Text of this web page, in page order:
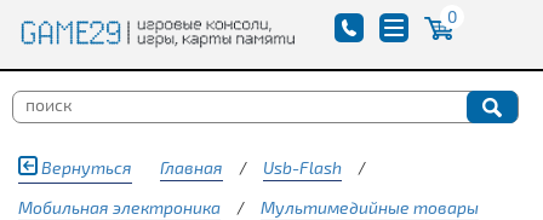
0
Вернуться Главная / Usb-Flash
/
Мобильная электроника
/ Мультимедийные товары